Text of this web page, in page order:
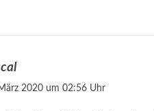
2020 um 02:56 Uhr